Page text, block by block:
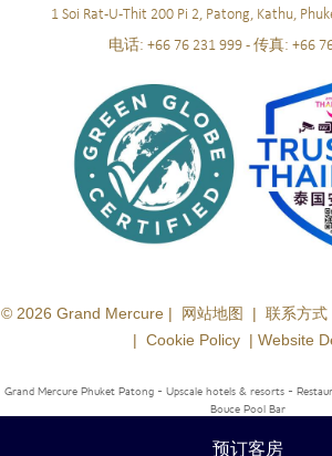
1 Soi Rat-U-Thit 200 Pi 2, Patong, Kathu,
电话: +66 76 231 999 - 传真: +66
© 2026 Grand Mercure | 网站地图 | 联系方式
| Cookie Policy | Website
Grand Mercure Phuket Patong - Upscale hotels & resorts -
Bouce Pool Bar
预订客房